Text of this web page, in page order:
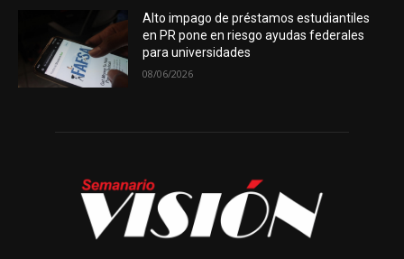
Alto impago de préstamos estudiantiles
en PR pone en riesgo ayudas federales
para universidades
08/06/2026